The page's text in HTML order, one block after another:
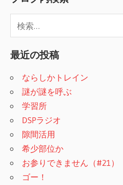
検
索
:
最近の投稿
ならしかトレイン
謎が謎を呼ぶ
学習所
DSPラジオ
隙間活用
希少部位か
お参りできません（#21）
ゴー！